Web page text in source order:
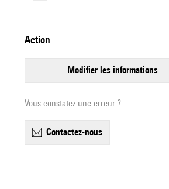
action
modifier les informations
Vous constatez une erreur ?
contactez-nous